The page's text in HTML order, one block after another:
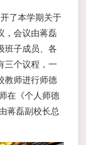
了本学期关于
，会议由蒋磊
班子成员、各
三个议程，一
教师进行师德
在《个人师德
蒋磊副校长总